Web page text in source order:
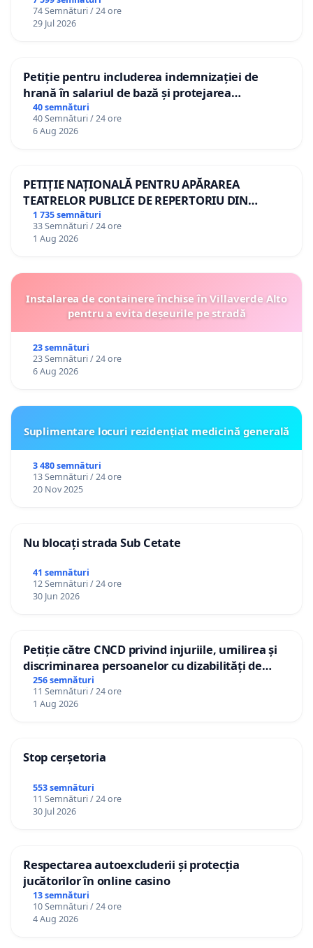
74 Semnături / 24 ore
29 Jul 2026
Petiție pentru includerea indemnizației de
hrană în salariul de bază și protejarea
gradațiilor de vechime pentru asistenții
personali
40 semnături
40 Semnături / 24 ore
6 Aug 2026
PETIȚIE NAȚIONALĂ PENTRU APĂRAREA
TEATRELOR PUBLICE DE REPERTORIU DIN
ROMÂNIA
1 735 semnături
33 Semnături / 24 ore
1 Aug 2026
Instalarea de containere închise în Villaverde Alto
pentru a evita deșeurile pe stradă
23 semnături
23 Semnături / 24 ore
6 Aug 2026
Suplimentare locuri rezidențiat medicină generală
3 480 semnături
13 Semnături / 24 ore
20 Nov 2025
Nu blocați strada Sub Cetate
41 semnături
12 Semnături / 24 ore
30 Jun 2026
Petiție către CNCD privind injuriile, umilirea și
discriminarea persoanelor cu dizabilități de
către utilizatorul TikTok „Gorici”
256 semnături
11 Semnături / 24 ore
1 Aug 2026
Stop cerșetoria
553 semnături
11 Semnături / 24 ore
30 Jul 2026
Respectarea autoexcluderii și protecția
jucătorilor în online casino
13 semnături
10 Semnături / 24 ore
4 Aug 2026